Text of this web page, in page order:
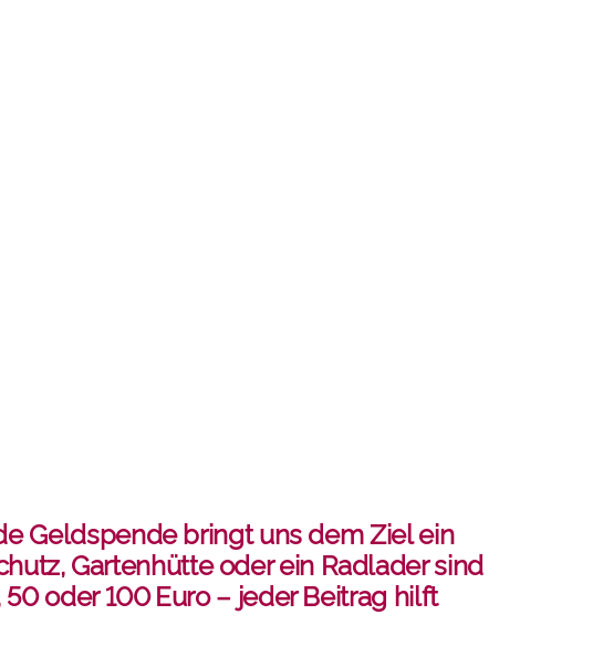
Geldspende bringt uns dem Ziel ein
Gartenhütte oder ein Radlader sind
oder 100 Euro – jeder Beitrag hilft